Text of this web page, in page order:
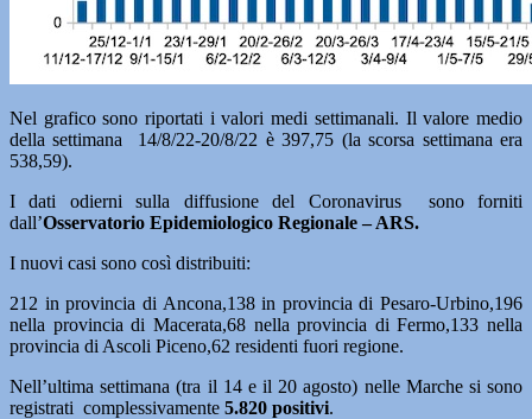
Nel grafico sono riportati i valori medi settimanali. Il valore medio
della settimana 14/8/22-20/8/22 è 397,75 (la scorsa settimana era
538,59).
I dati odierni sulla diffusione del Coronavirus sono forniti
dall’Osservatorio Epidemiologico Regionale – ARS.
I nuovi casi sono così distribuiti:
212 in provincia di Ancona,138 in provincia di Pesaro-Urbino,196
nella provincia di Macerata,68 nella provincia di Fermo,133 nella
provincia di Ascoli Piceno,62 residenti fuori regione.
Nell’ultima settimana (tra il 14 e il 20 agosto) nelle Marche si sono
registrati complessivamente 5.820 positivi.